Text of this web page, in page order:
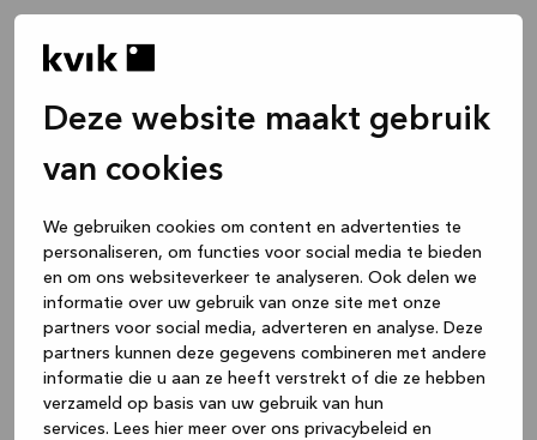
Deze website maakt gebruik
van cookies
We gebruiken cookies om content en advertenties te
personaliseren, om functies voor social media te bieden
en om ons websiteverkeer te analyseren. Ook delen we
informatie over uw gebruik van onze site met onze
partners voor social media, adverteren en analyse. Deze
partners kunnen deze gegevens combineren met andere
informatie die u aan ze heeft verstrekt of die ze hebben
verzameld op basis van uw gebruik van hun
services. Lees hier meer over ons privacybeleid en